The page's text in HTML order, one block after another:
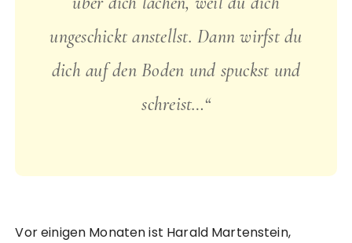
ungeschickt anstellst. Dann wirfst du
dich auf den Boden und spuckst und
schreist…“
Vor einigen Monaten ist Harald Martenstein,